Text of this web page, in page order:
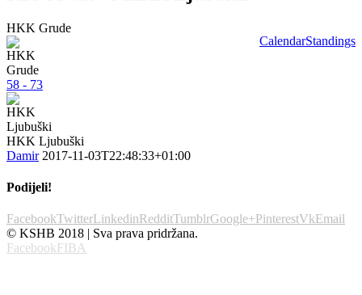
CalendarStandings
HKK Grude
58 - 73
HKK Ljubuški
Damir 2017-11-03T22:48:33+01:00
Podijeli!
FacebookTwitterLinkedinRedditTumblrGoogle+PinterestVkEmail
© KSHB 2018 | Sva prava pridržana.
FacebookFIBA